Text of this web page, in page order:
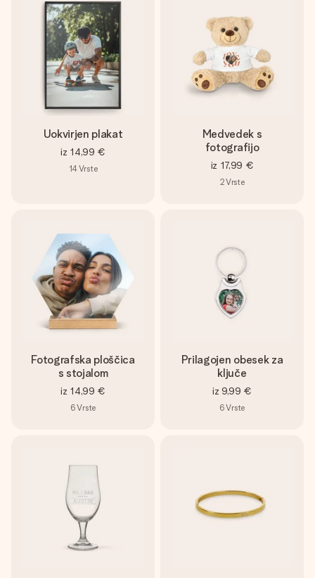
Uokvirjen plakat
iz 14,99 €
14Vrste
Medvedek s
fotografijo
iz 17,99 €
2Vrste
Fotografska ploščica
s stojalom
iz 14,99 €
6Vrste
Prilagojen obesek za
ključe
iz 9,99 €
6Vrste